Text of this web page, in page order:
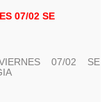
07/02 SE
07/02 SE